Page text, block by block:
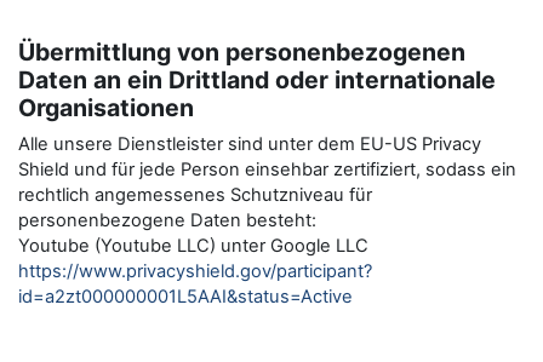
Übermittlung von personenbezogenen
Daten an ein Drittland oder internationale
Organisationen
Alle unsere Dienstleister sind unter dem EU-US Privacy
Shield und für jede Person einsehbar zertifiziert, sodass ein
rechtlich angemessenes Schutzniveau für
personenbezogene Daten besteht:
Youtube (Youtube LLC) unter Google LLC
https://www.privacyshield.gov/participant?
id=a2zt000000001L5AAI&status=Active